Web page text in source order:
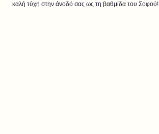
καλή τύχη στην άνοδό σας ως τη βαθμίδα του Σοφού!